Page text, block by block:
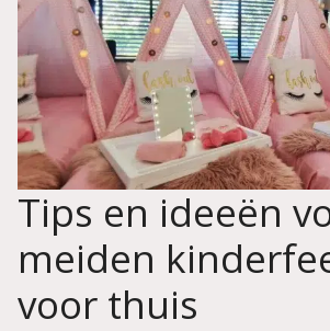
Tips en ideeën
meiden
voor thuis